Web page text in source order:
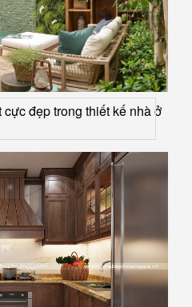
đẹp trong thiết kế nhà ở